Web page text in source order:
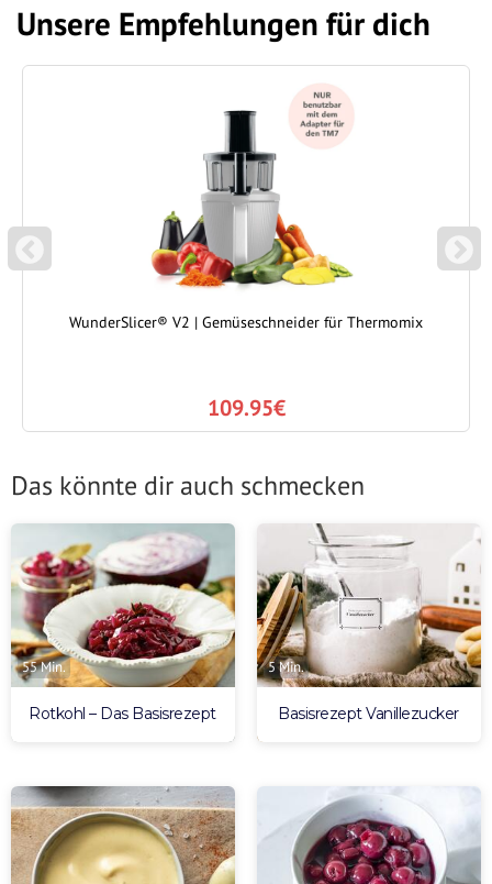
Unsere Empfehlungen für dich
P
REVIOUS
WunderSlicer® V2 | Gemüseschneider für Thermomix
109.95€
N
EXT
Das könnte dir auch schmecken
55 Min.
Rotkohl – Das Basisrezept
5 Min.
Basisrezept Vanillezucker